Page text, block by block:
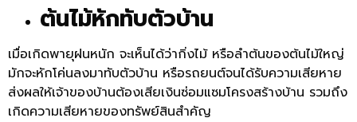
ต้นไม้หักทับตัวบ้าน
เมื่อเกิดพายุฝนหนัก จะเห็นได้ว่ากิ่งไม้ หรือลำต้นของต้นไม้ใหญ่
มักจะหักโค่นลงมาทับตัวบ้าน หรือรถยนต์จนได้รับความเสียหาย
ส่งผลให้เจ้าของบ้านต้องเสียเงินซ่อมแซมโครงสร้างบ้าน รวมถึง
เกิดความเสียหายของทรัพย์สินสำคัญ